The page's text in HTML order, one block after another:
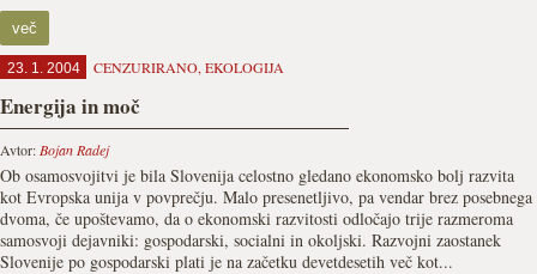
več
23. 1. 2004 CENZURIRANO, EKOLOGIJA
Energija in moč
Avtor: Bojan Radej
Ob osamosvojitvi je bila Slovenija celostno gledano ekonomsko bolj razvita
kot Evropska unija v povprečju. Malo presenetljivo, pa vendar brez posebnega
dvoma, če upoštevamo, da o ekonomski razvitosti odločajo trije razmeroma
samosvoji dejavniki: gospodarski, socialni in okoljski. Razvojni zaostanek
Slovenije po gospodarski plati je na začetku devetdesetih več kot...